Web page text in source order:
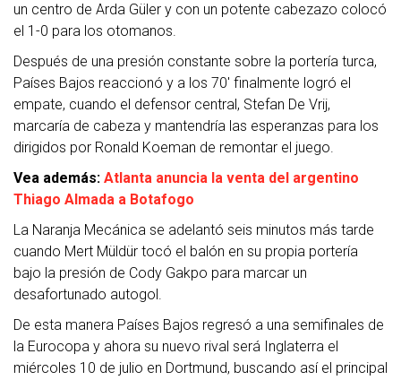
un centro de Arda Güler y con un potente cabezazo colocó
el 1-0 para los otomanos.
Después de una presión constante sobre la portería turca,
Países Bajos reaccionó y a los 70′ finalmente logró el
empate, cuando el defensor central, Stefan De Vrij,
marcaría de cabeza y mantendría las esperanzas para los
dirigidos por Ronald Koeman de remontar el juego.
Vea además: Atlanta anuncia la venta del argentino
Thiago Almada a Botafogo
La Naranja Mecánica se adelantó seis minutos más tarde
cuando Mert Müldür tocó el balón en su propia portería
bajo la presión de Cody Gakpo para marcar un
desafortunado autogol.
De esta manera Países Bajos regresó a una semifinales de
la Eurocopa y ahora su nuevo rival será Inglaterra el
miércoles 10 de julio en Dortmund, buscando así el principal